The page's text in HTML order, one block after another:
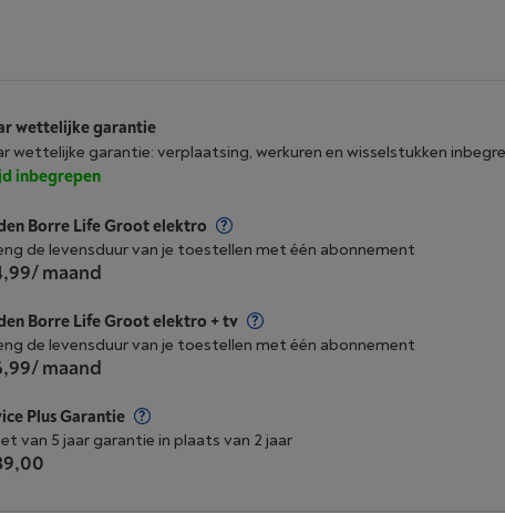
wettelijke garantie
wettelijke garantie: verplaatsing, werkuren en wisselstukken
inbegrepen
Borre Life Groot elektro
de levensduur van je toestellen met één abonnement
/ maand
Borre Life Groot elektro + tv
de levensduur van je toestellen met één abonnement
/ maand
Plus Garantie
van 5 jaar garantie in plaats van 2 jaar